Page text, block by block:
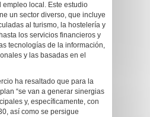
empleo local. Este estudio
un sector diverso, que incluye
al turismo, la hostelería y
los servicios financieros y
tecnologías de la información,
y las basadas en el
ha resaltado que para la
“se van a generar sinergias
y, específicamente, con
así como se persigue